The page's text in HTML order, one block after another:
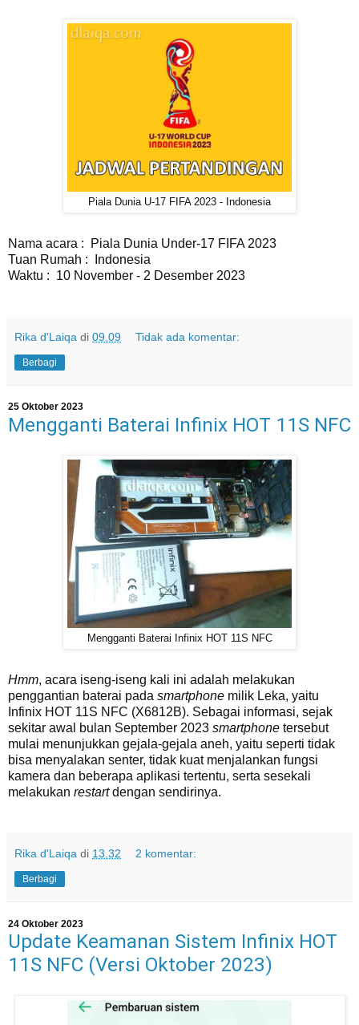
Piala Dunia U-17 FIFA 2023 - Indonesia
Nama acara : Piala Dunia Under-17 FIFA 2023
Tuan Rumah : Indonesia
Waktu : 10 November - 2 Desember 2023
Rika d'Laiqa di 09.09 Tidak ada komentar:
Berbagi
25 Oktober 2023
Mengganti Baterai Infinix HOT 11S NFC
Mengganti Baterai Infinix HOT 11S NFC
Hmm, acara iseng-iseng kali ini adalah melakukan
penggantian baterai pada smartphone milik Leka, yaitu
Infinix HOT 11S NFC (X6812B). Sebagai informasi, sejak
sekitar awal bulan September 2023 smartphone tersebut
mulai menunjukkan gejala-gejala aneh, yaitu seperti tidak
bisa menyalakan senter, tidak kuat menjalankan fungsi
kamera dan beberapa aplikasi tertentu, serta sesekali
melakukan restartdengan sendirinya.
Rika d'Laiqa di 13.32 2 komentar:
Berbagi
24 Oktober 2023
Update Keamanan Sistem Infinix HOT
11S NFC (Versi Oktober 2023)